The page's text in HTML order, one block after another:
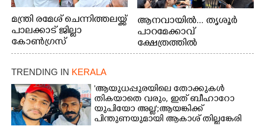
മന്ത്രി രമേശ് ചെന്നിത്തലയ്ക്ക്
പാലക്കാട് ജില്ലാ
കോൺഗ്രസ്
ആനവായിൽ... തൃശൂർ
പാറമേക്കാവ്
ക്ഷേത്രത്തിൽ
സംഘടിപ്പിച്ച ആനയൂട്ടിൽ
നൽക്കുന്നവർ.
TRENDING IN KERALA
'ആയുധപ്പുരയിലെ തോക്കുകൾ
തികയാതെ വരും, ഇത് ബീഹാറോ
യുപിയോ അല്ല';ആയങ്കിക്ക്
പിന്തുണയുമായി ആകാശ് തില്ലങ്കേരി